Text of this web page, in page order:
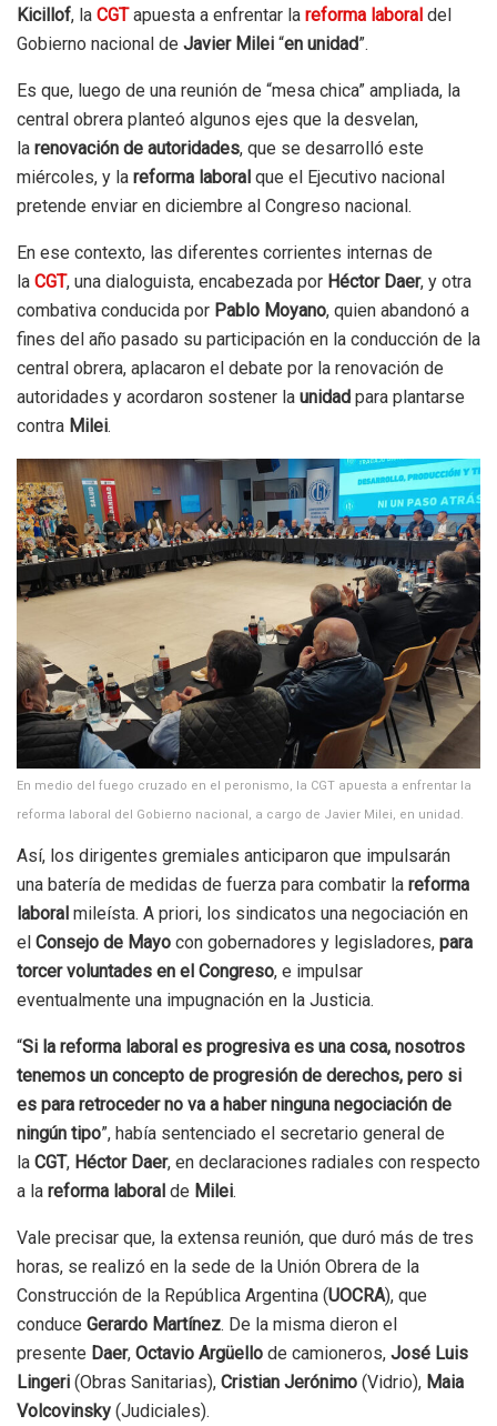
Kicillof, la CGTapuesta a enfrentar la reforma laboral del
Gobierno nacional de Javier Milei “en unidad”.
Es que, luego de una reunión de “mesa chica” ampliada, la
central obrera planteó algunos ejes que la desvelan,
la renovación de autoridades, que se desarrolló este
miércoles, y la reforma laboral que el Ejecutivo nacional
pretende enviar en diciembre al Congreso nacional.
En ese contexto, las diferentes corrientes internas de
la CGT, una dialoguista, encabezada por Héctor Daer, y otra
combativa conducida por Pablo Moyano, quien abandonó a
fines del año pasado su participación en la conducción de la
central obrera, aplacaron el debate por la renovación de
autoridades y acordaron sostener la unidad para plantarse
contra Milei.
En medio del fuego cruzado en el peronismo, la CGT apuesta a enfrentar la
reforma laboral del Gobierno nacional, a cargo de Javier Milei, en unidad.
Así, los dirigentes gremiales anticiparon que impulsarán
una batería de medidas de fuerza para combatir la reforma
laboral mileísta. A priori, los sindicatos una negociación en
el Consejo de Mayo con gobernadores y legisladores, para
torcer voluntades en el Congreso, e impulsar
eventualmente una impugnación en la Justicia.
“Si la reforma laboral es progresiva es una cosa, nosotros
tenemos un concepto de progresión de derechos, pero si
es para retroceder no va a haber ninguna negociación de
ningún tipo”, había sentenciado el secretario general de
la CGT, Héctor Daer, en declaraciones radiales con respecto
a la reforma laboral de Milei.
Vale precisar que, la extensa reunión, que duró más de tres
horas, se realizó en la sede de la Unión Obrera de la
Construcción de la República Argentina (UOCRA), que
conduce Gerardo Martínez. De la misma dieron el
presente Daer, Octavio Argüello de camioneros, José Luis
Lingeri (Obras Sanitarias), Cristian Jerónimo (Vidrio), Maia
Volcovinsky (Judiciales).